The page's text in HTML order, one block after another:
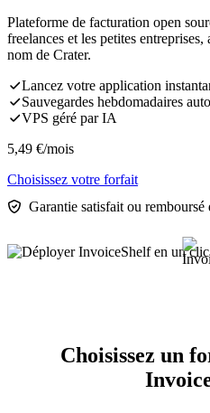
Plateforme de facturation open
freelances et les petites
nom de Crater.
Lancez votre application
Sauvegardes hebdomadaires
VPS géré par IA
5,49 €/mois
Choisissez votre forfait
Garantie satisfait ou remboursé
Choisissez un